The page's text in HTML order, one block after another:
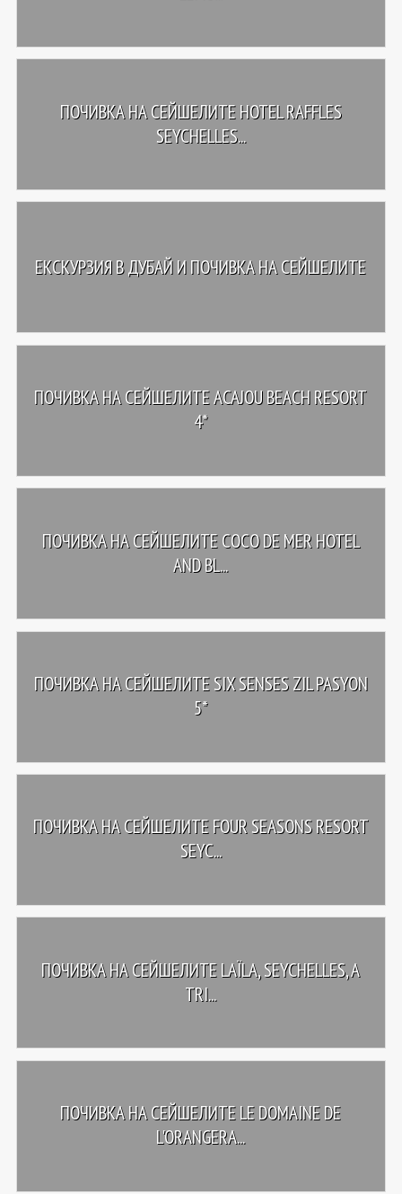
ПОЧИВКА НА СЕЙШЕЛИТЕ HOTEL RAFFLES
SEYCHELLES...
ЕКСКУРЗИЯ В ДУБАЙ И ПОЧИВКА НА СЕЙШЕЛИТЕ
ПОЧИВКА НА СЕЙШЕЛИТЕ ACAJOU BEACH RESORT
4*
ПОЧИВКА НА СЕЙШЕЛИТЕ COCO DE MER HOTEL
AND BL...
ПОЧИВКА НА СЕЙШЕЛИТЕ SIX SENSES ZIL PASYON
5*
ПОЧИВКА НА СЕЙШЕЛИТЕ FOUR SEASONS RESORT
SEYC...
ПОЧИВКА НА СЕЙШЕЛИТЕ LAÏLA, SEYCHELLES, A
TRI...
ПОЧИВКА НА СЕЙШЕЛИТЕ LE DOMAINE DE
L'ORANGERA...